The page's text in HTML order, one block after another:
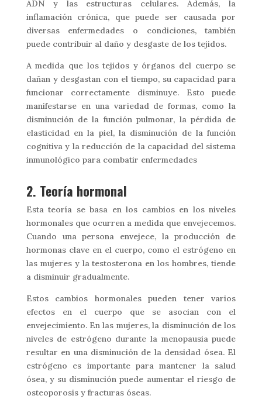
ADN y las estructuras celulares. Además, la
inflamación crónica, que puede ser causada por
diversas enfermedades o condiciones, también
puede contribuir al daño y desgaste de los tejidos.
A medida que los tejidos y órganos del cuerpo se
dañan y desgastan con el tiempo, su capacidad para
funcionar correctamente disminuye. Esto puede
manifestarse en una variedad de formas, como la
disminución de la función pulmonar, la pérdida de
elasticidad en la piel, la disminución de la función
cognitiva y la reducción de la capacidad del sistema
inmunológico para combatir enfermedades
2. Teoría hormonal
Esta teoría se basa en los cambios en los niveles
hormonales que ocurren a medida que envejecemos.
Cuando una persona envejece, la producción de
hormonas clave en el cuerpo, como el estrógeno en
las mujeres y la testosterona en los hombres, tiende
a disminuir gradualmente.
Estos cambios hormonales pueden tener varios
efectos en el cuerpo que se asocian con el
envejecimiento. En las mujeres, la disminución de los
niveles de estrógeno durante la menopausia puede
resultar en una disminución de la densidad ósea. El
estrógeno es importante para mantener la salud
ósea, y su disminución puede aumentar el riesgo de
osteoporosis y fracturas óseas.